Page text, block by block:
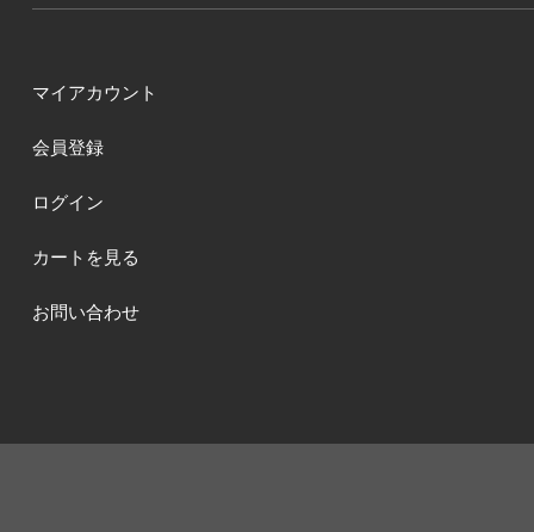
マイアカウント
会員登録
ログイン
カートを見る
お問い合わせ